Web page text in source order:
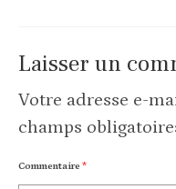
Laisser un
Votre adresse e-
champs
Commentaire *